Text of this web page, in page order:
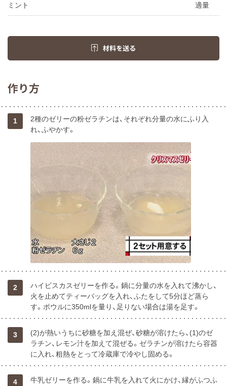
ミント 適量
材料を送る
作り方
1
2種のゼリーの粉ゼラチンは、それぞれ分量の水にふり入
れ、ふやかす。
2
ハイビスカスゼリーを作る。鍋に分量の水を入れて沸かし、
火を止めてティーバッグを入れ、ふたをして5分ほど蒸ら
す。ボウルに350mlを量り、足りない場合は湯を足す。
3
(2)が熱いうちに砂糖を加え混ぜ、砂糖が溶けたら、(1)のゼ
ラチン、レモン汁を加えて混ぜる。ゼラチンが溶けたら容器
に入れ、粗熱をとって冷蔵庫で冷やし固める。
4 牛乳ゼリーを作る。鍋に牛乳を入れて火にかけ、縁がふつふ